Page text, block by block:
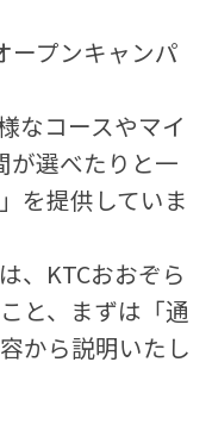
ープンキャンパ
なコースやマイ
が選べたりと一
を提供していま
、KTCおおぞら
と、まずは「通
から説明いたし